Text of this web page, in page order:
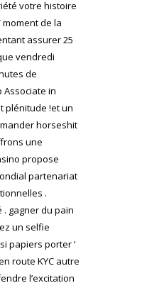
votre histoire
de la
assurer 25
vendredi
de
in
plénitude !et un
horseshit
une
propose
partenariat
.
gagner du pain
un selfie
papiers porter ‘
route KYC autre
l’excitation